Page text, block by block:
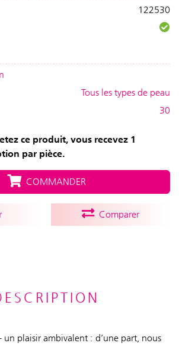
122530
Tous les types de peau
30
ce produit, vous recevez 1
par pièce.
COMMANDER
Comparer
un plaisir ambivalent : d’une part, nous